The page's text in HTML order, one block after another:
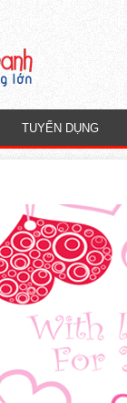
TUYỂN DỤNG